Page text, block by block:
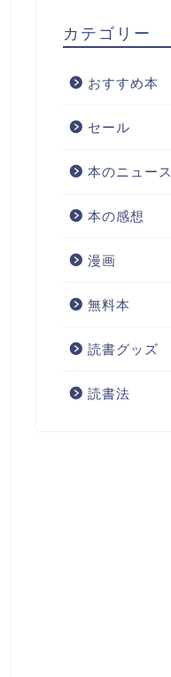
カテゴリー
おすすめ本
セール
本のニュース
本の感想
漫画
無料本
読書グッズ
読書法